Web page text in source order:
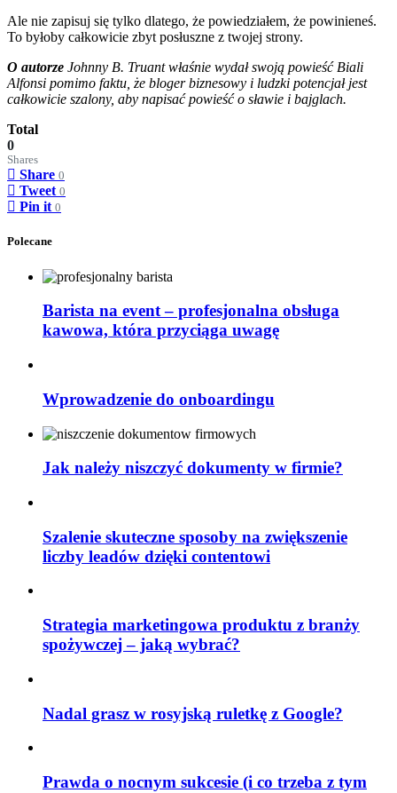
Ale nie zapisuj się tylko dlatego, że powiedziałem, że powinieneś.
To byłoby całkowicie zbyt posłuszne z twojej strony.
O autorze Johnny B. Truant właśnie wydał swoją powieść Biali
Alfonsi pomimo faktu, że bloger biznesowy i ludzki potencjał jest
całkowicie szalony, aby napisać powieść o sławie i bajglach.
Total
0
Shares
Share 0
Tweet 0
Pin it 0
Polecane
Barista na event – profesjonalna obsługa
kawowa, która przyciąga uwagę
Wprowadzenie do onboardingu
Jak należy niszczyć dokumenty w firmie?
Szalenie skuteczne sposoby na zwiększenie
liczby leadów dzięki contentowi
Strategia marketingowa produktu z branży
spożywczej – jaką wybrać?
Nadal grasz w rosyjską ruletkę z Google?
Prawda o nocnym sukcesie (i co trzeba z tym